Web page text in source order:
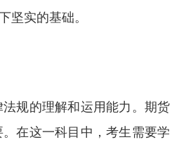
坚实的基础。
规的理解和运用能力。期货
在这一科目中，考生需要学